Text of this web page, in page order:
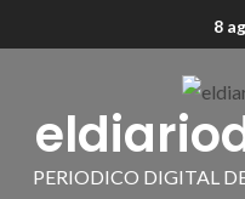
8
PERIODICO DIGITAL